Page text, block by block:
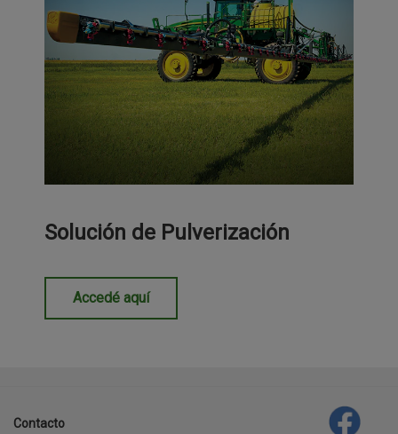
Solución de Pulverización
Accedé aquí
Contacto